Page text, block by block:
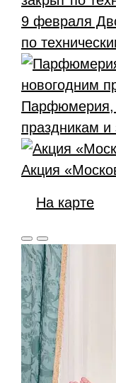
9 февраля
по
Парфюмерия,
праздникам и
Акция
На карте